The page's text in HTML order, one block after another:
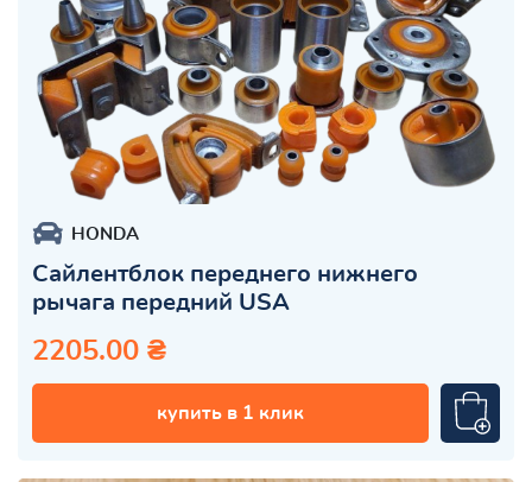
HONDA
Сайлентблок переднего нижнего
рычага передний USA
2205.00 ₴
купить в 1 клик